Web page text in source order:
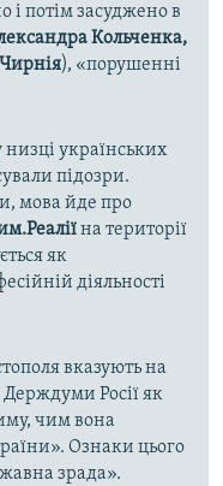
і потім засуджено в
Кольченка,
), «порушенні
низці українських
підозри.
мова йде про
на території
як
діяльності
вказують на
Держдуми Росії як
чим вона
Ознаки цього
зрада».